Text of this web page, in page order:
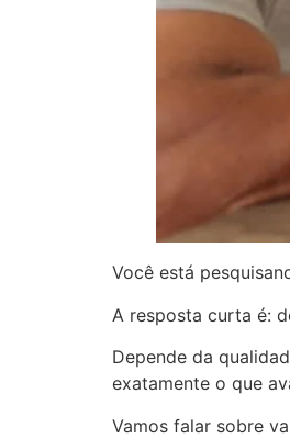
Você está
A resposta curta é:
Depende da
exatamente o que
Vamos falar sobre